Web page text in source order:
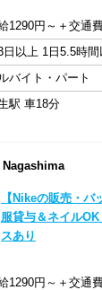
1290円～＋交通
バイト・パート
駅 車18分
Nagashima
【Nikeの販売・
服貸与＆ネイル
スあり
1290円～＋交通